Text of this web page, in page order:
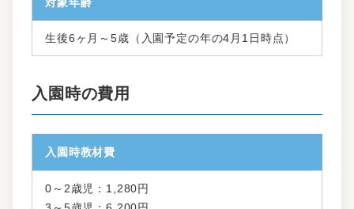
生後6ヶ月～5歳（入園予定の年の4月1日時点）
入園時の費用
入園時教材費
0～2歳児：1,280円